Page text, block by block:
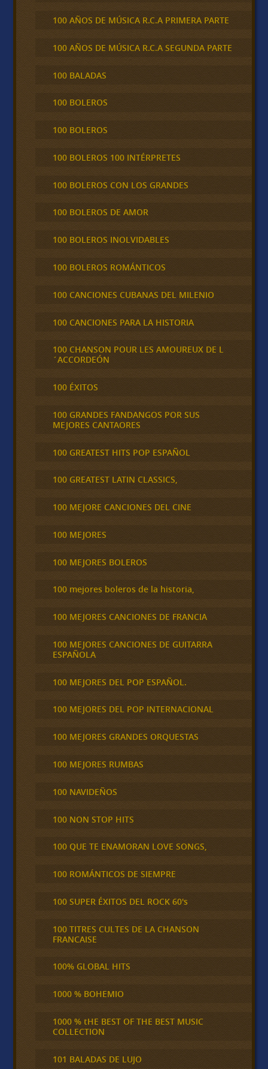
100 AÑOS DE MÚSICA R.C.A PRIMERA PARTE
100 AÑOS DE MÚSICA R.C.A SEGUNDA PARTE
100 BALADAS
100 BOLEROS
100 BOLEROS
100 BOLEROS 100 INTÉRPRETES
100 BOLEROS CON LOS GRANDES
100 BOLEROS DE AMOR
100 BOLEROS INOLVIDABLES
100 BOLEROS ROMÁNTICOS
100 CANCIONES CUBANAS DEL MILENIO
100 CANCIONES PARA LA HISTORIA
100 CHANSON POUR LES AMOUREUX DE L
´ACCORDEÓN
100 ÉXITOS
100 GRANDES FANDANGOS POR SUS
MEJORES CANTAORES
100 GREATEST HITS POP ESPAÑOL
100 GREATEST LATIN CLASSICS,
100 MEJORE CANCIONES DEL CINE
100 MEJORES
100 MEJORES BOLEROS
100 mejores boleros de la historia,
100 MEJORES CANCIONES DE FRANCIA
100 MEJORES CANCIONES DE GUITARRA
ESPAÑOLA
100 MEJORES DEL POP ESPAÑOL.
100 MEJORES DEL POP INTERNACIONAL
100 MEJORES GRANDES ORQUESTAS
100 MEJORES RUMBAS
100 NAVIDEÑOS
100 NON STOP HITS
100 QUE TE ENAMORAN LOVE SONGS,
100 ROMÁNTICOS DE SIEMPRE
100 SUPER ÉXITOS DEL ROCK 60's
100 TITRES CULTES DE LA CHANSON
FRANCAISE
100% GLOBAL HITS
1000 % BOHEMIO
1000 % tHE BEST OF THE BEST MUSIC
COLLECTION
101 BALADAS DE LUJO